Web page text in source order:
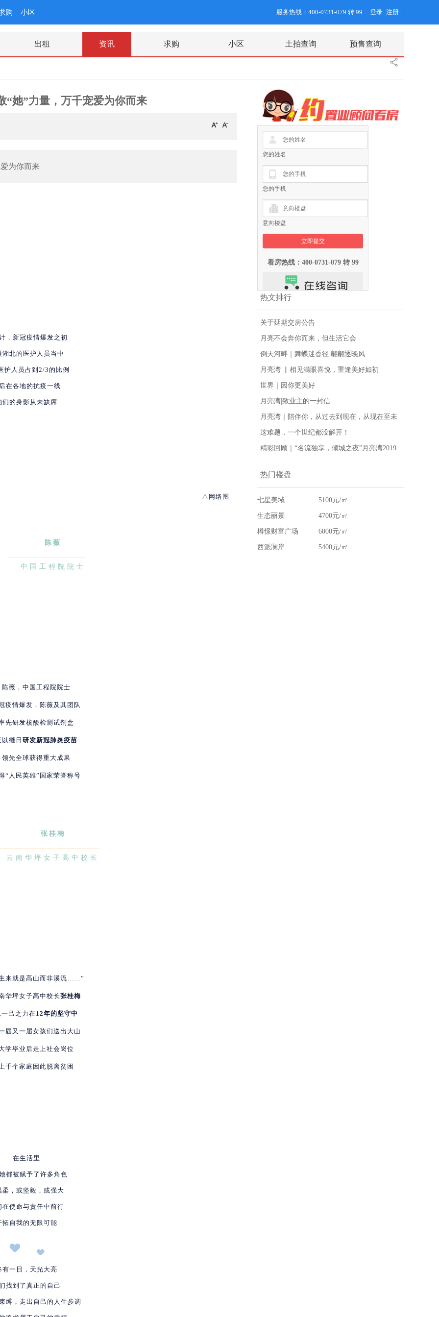
购 小区 服务热线：400-0731-079 转 99 登录 /
注册
出租 资讯 求购 小区 土拍查询 预售查询
“她”力量，万千宠爱为你而来
为你而来
，新冠疫情爆发之初
湖北的医护人员当中
护人员占到2/3的比例
在各地的抗疫一线
们的身影从未缺席
△网络图
陈薇
中国工程院院士
陈薇，中国工程院院士
疫情爆发，陈薇及其团队
先研发核酸检测试剂盒
以继日 研发新冠肺炎疫苗
领先全球获得重大成果
“人民英雄”国家荣誉称号
张桂梅
云南华坪女子高中校长
来就是高山而非溪流……”
华坪女子高中校长张桂梅
一己之力在12年的坚守中
届又一届女孩们送出大山
学毕业后走上社会岗位
千个家庭因此脱离贫困
在生活里
都被赋予了许多角色
柔，或坚毅，或强大
在使命与责任中前行
拓自我的无限可能
有一日， 天光大亮
找到了真正的自己
缚，走出自己的人生步调
您的姓名
您的手机
意向楼盘
看房热线：400-0731-079 转 99
热文排行
关于延期交房公告
月亮不会奔你而来，但生活它会
倒天河畔｜舞蝶迷香径 翩翩逐晚风
月亮湾 ▏相见满眼喜悦，重逢美好如初
世界｜因你更美好
月亮湾|致业主的一封信
月亮湾｜陪伴你，从过去到现在，从现在至未
来
这难题，一个世纪都没解开！
精彩回顾｜“名流独享，倾城之夜”月亮湾2019
热门楼盘
七星美域 5100元/㎡
生态丽景 4700元/㎡
樽憬财富广场 6000元/㎡
西派澜岸 5400元/㎡